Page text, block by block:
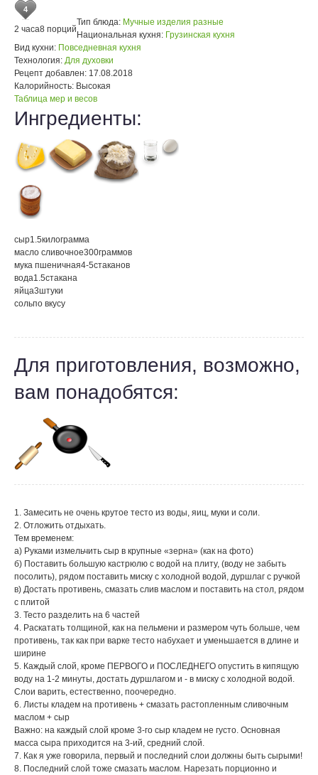
4
2 часа8 порций
Тип блюда: Мучные изделия разные
Национальная кухня: Грузинская кухня
Вид кухни: Повседневная кухня
Технология: Для духовки
Рецепт добавлен: 17.08.2018
Калорийность: Высокая
Таблица мер и весов
Ингредиенты:
сыр1.5килограмма
масло сливочное300граммов
мука пшеничная4-5стаканов
вода1.5стакана
яйца3штуки
сольпо вкусу
Для приготовления, возможно,
вам понадобятся:
1. Замесить не очень крутое тесто из воды, яиц, муки и соли.
2. Отложить отдыхать.
Тем временем:
а) Руками измельчить сыр в крупные «зерна» (как на фото)
б) Поставить большую кастрюлю с водой на плиту, (воду не забыть
посолить), рядом поставить миску с холодной водой, дуршлаг с ручкой
в) Достать противень, смазать слив маслом и поставить на стол, рядом
с плитой
3. Тесто разделить на 6 частей
4. Раскатать толщиной, как на пельмени и размером чуть больше, чем
противень, так как при варке тесто набухает и уменьшается в длине и
ширине
5. Каждый слой, кроме ПЕРВОГО и ПОСЛЕДНЕГО опустить в кипящую
воду на 1-2 минуты, достать дуршлагом и - в миску с холодной водой.
Слои варить, естественно, поочередно.
6. Листы кладем на противень + смазать растопленным сливочным
маслом + сыр
Важно: на каждый слой кроме 3-го сыр кладем не густо. Основная
масса сыра приходится на 3-ий, средний слой.
7. Как я уже говорила, первый и последний слои должны быть сырыми!
8. Последний слой тоже смазать маслом. Нарезать порционно и